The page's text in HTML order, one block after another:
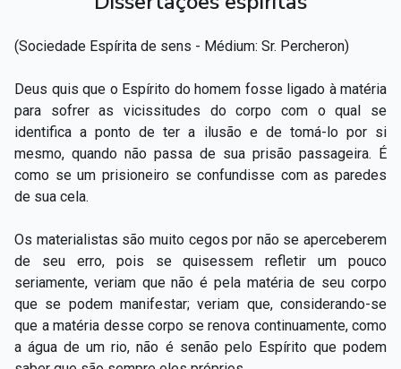
(Sociedade Espírita de sens - Médium: Sr. Percheron)
Deus quis que o Espírito do homem fosse ligado à matéria
para sofrer as vicissitudes do corpo com o qual se
identifica a ponto de ter a ilusão e de tomá-lo por si
mesmo, quando não passa de sua prisão passageira. É
como se um prisioneiro se confundisse com as paredes
de sua cela.
Os materialistas são muito cegos por não se aperceberem
de seu erro, pois se quisessem refletir um pouco
seriamente, veriam que não é pela matéria de seu corpo
que se podem manifestar; veriam que, considerando-se
que a matéria desse corpo se renova continuamente, como
a água de um rio, não é senão pelo Espírito que podem